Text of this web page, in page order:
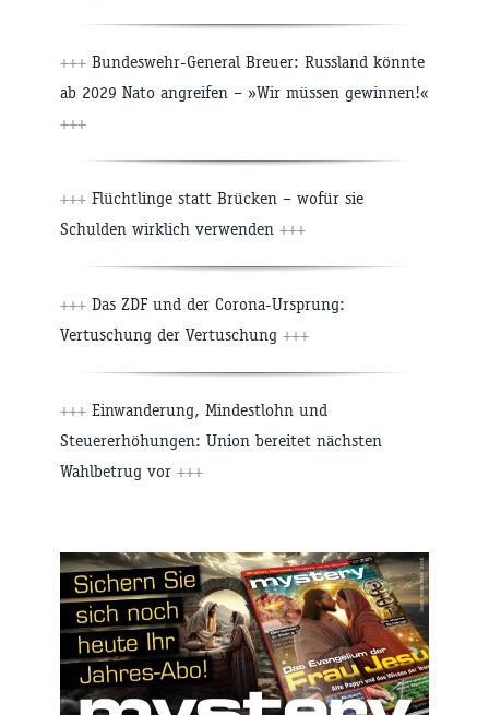
+++ Bundeswehr-General Breuer: Russland könnte
ab 2029 Nato angreifen – »Wir müssen gewinnen!«
+++
+++ Flüchtlinge statt Brücken – wofür sie
Schulden wirklich verwenden +++
+++ Das ZDF und der Corona-Ursprung:
Vertuschung der Vertuschung +++
+++ Einwanderung, Mindestlohn und
Steuererhöhungen: Union bereitet nächsten
Wahlbetrug vor +++